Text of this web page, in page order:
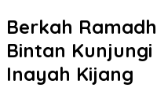
Berkah
Bintan
Inayah Kijang